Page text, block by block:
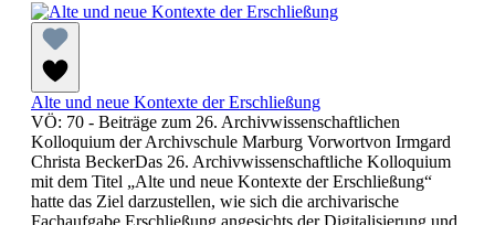
Alte und neue Kontexte der Erschließung
VÖ: 70 - Beiträge zum 26. Archivwissenschaftlichen
Kolloquium der Archivschule Marburg Vorwortvon Irmgard
Christa BeckerDas 26. Archivwissenschaftliche Kolloquium
mit dem Titel „Alte und neue Kontexte der Erschließung“
hatte das Ziel darzustellen, wie sich die archivarische